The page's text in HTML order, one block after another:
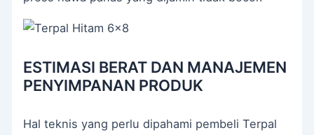
ESTIMASI BERAT DAN MANAJEMEN
PENYIMPANAN PRODUK
Hal teknis yang perlu dipahami pembeli Terpal